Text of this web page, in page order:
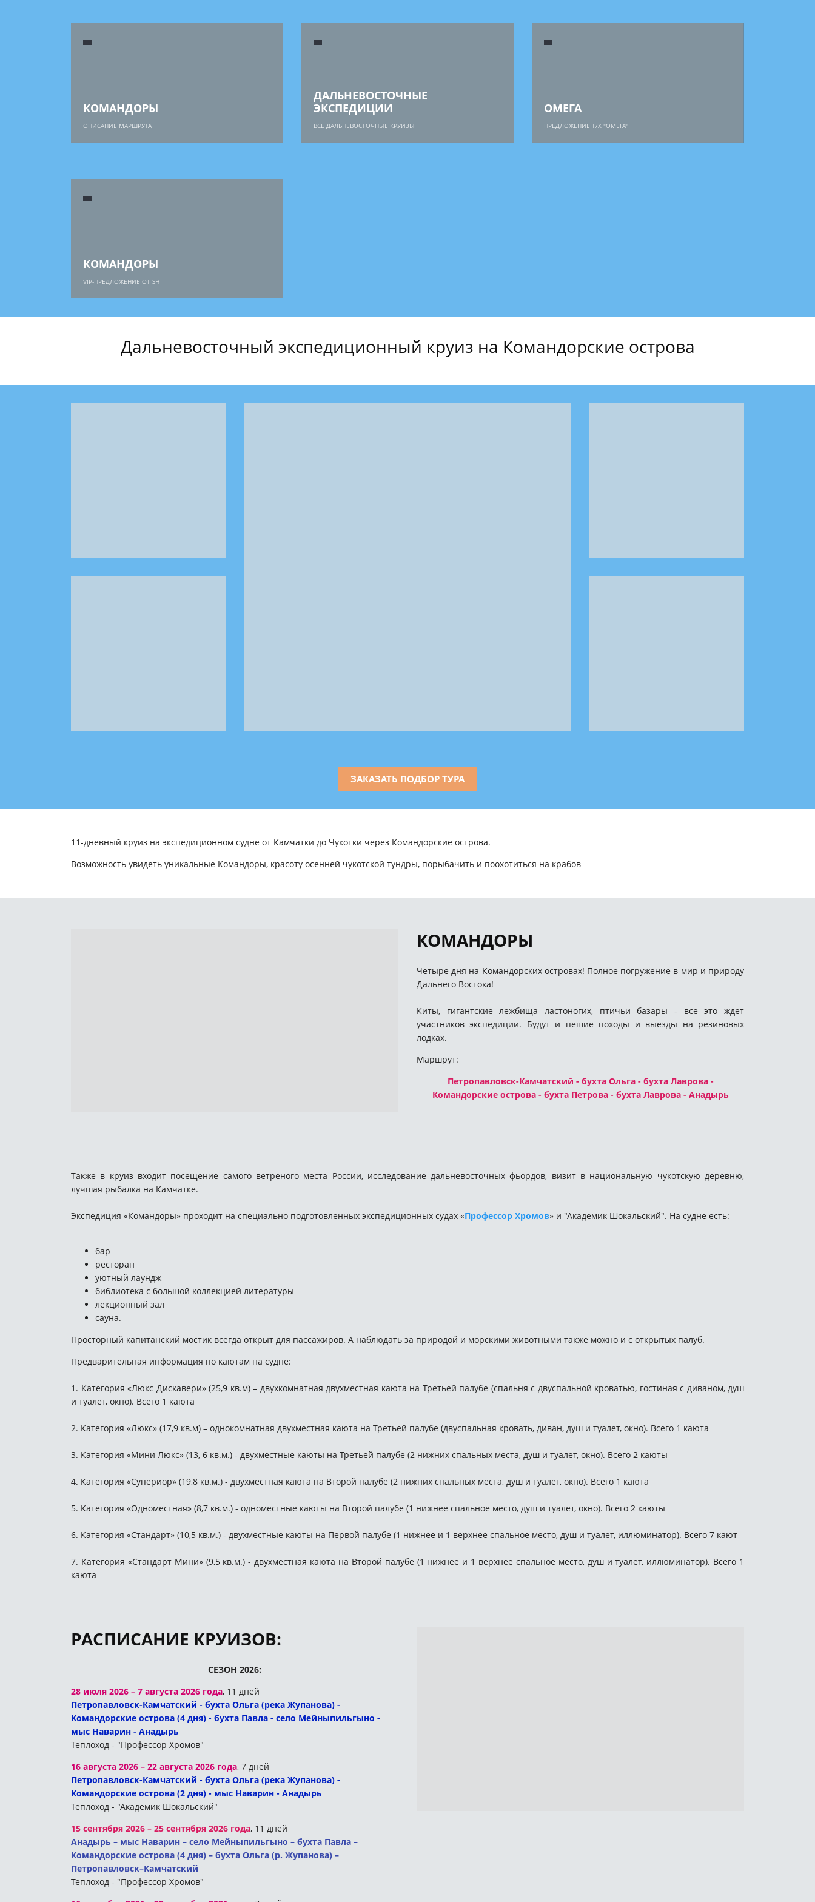
КОМАНДОРЫ
ОПИСАНИЕ МАРШРУТА
ДАЛЬНЕВОСТОЧНЫЕ
ЭКСПЕДИЦИИ
ВСЕ ДАЛЬНЕВОСТОЧНЫЕ КРУИЗЫ
ОМЕГА
ПРЕДЛОЖЕНИЕ Т/Х "ОМЕГА"
КОМАНДОРЫ
VIP-ПРЕДЛОЖЕНИЕ ОТ SH
Дальневосточный экспедиционный круиз на Командорские острова
ЗАКАЗАТЬ ПОДБОР ТУРА
11-дневный круиз на экспедиционном судне от Камчатки до Чукотки через Командорские острова.
Возможность увидеть уникальные Командоры, красоту осенней чукотской тундры, порыбачить и поохотиться на крабов
КОМАНДОРЫ
Четыре дня на Командорских островах! Полное погружение в мир и природу
Дальнего Востока!
Киты, гигантские лежбища ластоногих, птичьи базары - все это ждет
участников экспедиции. Будут и пешие походы и выезды на резиновых
лодках.
Маршрут:
Петропавловск-Камчатский - бухта Ольга - бухта Лаврова -
Командорские острова - бухта Петрова - бухта Лаврова - Анадырь
Также в круиз входит посещение самого ветреного места России, исследование дальневосточных фьордов, визит в национальную чукотскую деревню,
лучшая рыбалка на Камчатке.
Экспедиция «Командоры» проходит на специально подготовленных экспедиционных судах «Профессор Хромов» и "Академик Шокальский". На судне есть:
бар
ресторан
уютный лаундж
библиотека с большой коллекцией литературы
лекционный зал
сауна.
Просторный капитанский мостик всегда открыт для пассажиров. А наблюдать за природой и морскими животными также можно и с открытых палуб.
Предварительная информация по каютам на судне:
1. Категория «Люкс Дискавери» (25,9 кв.м) – двухкомнатная двухместная каюта на Третьей палубе (спальня с двуспальной кроватью, гостиная с диваном, душ
и туалет, окно). Всего 1 каюта
2. Категория «Люкс» (17,9 кв.м) – однокомнатная двухместная каюта на Третьей палубе (двуспальная кровать, диван, душ и туалет, окно). Всего 1 каюта
3. Категория «Мини Люкс» (13, 6 кв.м.) - двухместные каюты на Третьей палубе (2 нижних спальных места, душ и туалет, окно). Всего 2 каюты
4. Категория «Супериор» (19,8 кв.м.) - двухместная каюта на Второй палубе (2 нижних спальных места, душ и туалет, окно). Всего 1 каюта
5. Категория «Одноместная» (8,7 кв.м.) - одноместные каюты на Второй палубе (1 нижнее спальное место, душ и туалет, окно). Всего 2 каюты
6. Категория «Стандарт» (10,5 кв.м.) - двухместные каюты на Первой палубе (1 нижнее и 1 верхнее спальное место, душ и туалет, иллюминатор). Всего 7 кают
7. Категория «Стандарт Мини» (9,5 кв.м.) - двухместная каюта на Второй палубе (1 нижнее и 1 верхнее спальное место, душ и туалет, иллюминатор). Всего 1
каюта
РАСПИСАНИЕ КРУИЗОВ:
СЕЗОН 2026:
28 июля 2026 – 7 августа 2026 года, 11 дней
Петропавловск-Камчатский - бухта Ольга (река Жупанова) -
Командорские острова (4 дня) - бухта Павла - село Мейныпильгыно -
мыс Наварин - Анадырь
Теплоход - "Профессор Хромов"
16 августа 2026 – 22 августа 2026 года, 7 дней
Петропавловск-Камчатский - бухта Ольга (река Жупанова) -
Командорские острова (2 дня) - мыс Наварин - Анадырь
Теплоход - "Академик Шокальский"
15 сентября 2026 – 25 сентября 2026 года, 11 дней
Анадырь – мыс Наварин – село Мейныпильгыно – бухта Павла –
Командорские острова (4 дня) – бухта Ольга (р. Жупанова) –
Петропавловск–Камчатский
Теплоход - "Профессор Хромов"